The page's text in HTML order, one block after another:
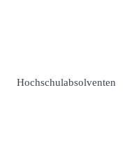
Hochschulabsolventen